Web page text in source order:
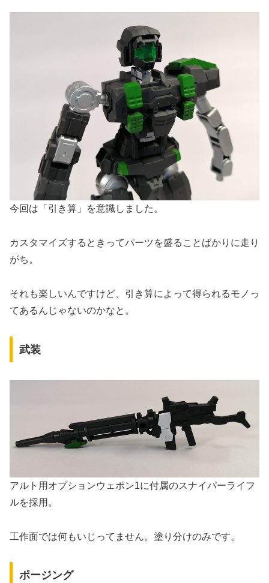
今回は「引き算」を意識しました。
カスタマイズするときってパーツを盛ることばかりに走り
がち。
それも楽しいんですけど、引き算によって得られるモノっ
てあるんじゃないのかなと。
武装
アルト用オプションウェポン1に付属のスナイパーライフ
ルを採用。
工作面では何もいじってません。塗り分けのみです。
ポージング